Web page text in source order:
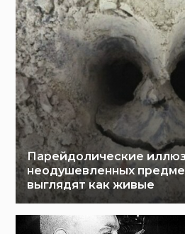
Парейдолические
неодушевленных
выглядят как живые